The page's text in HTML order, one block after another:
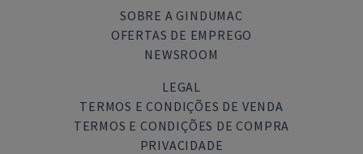
SOBRE A GINDUMAC
OFERTAS DE EMPREGO
NEWSROOM
LEGAL
TERMOS E CONDIÇÕES DE VENDA
TERMOS E CONDIÇÕES DE COMPRA
PRIVACIDADE